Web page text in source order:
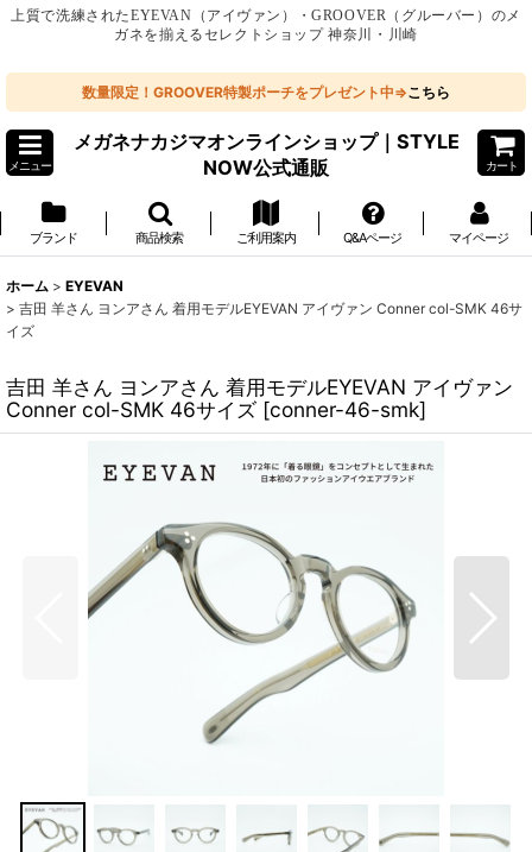
上質で洗練されたEYEVAN（アイヴァン）・GROOVER（グルーバー）のメ
ガネを揃えるセレクトショップ 神奈川・川崎
数量限定！GROOVER特製ポーチをプレゼント中⇒こちら
メニュー
メガネナカジマオンラインショップ｜STYLE
NOW公式通販
カート
ブランド 商品検索 ご利用案内 Q&Aページ マイページ
ホーム > EYEVAN
> 吉田 羊さん ヨンアさん 着用モデルEYEVAN アイヴァン Conner col-SMK 46サ
イズ
吉田 羊さん ヨンアさん 着用モデルEYEVAN アイヴァン
Conner col-SMK 46サイズ [conner-46-smk]